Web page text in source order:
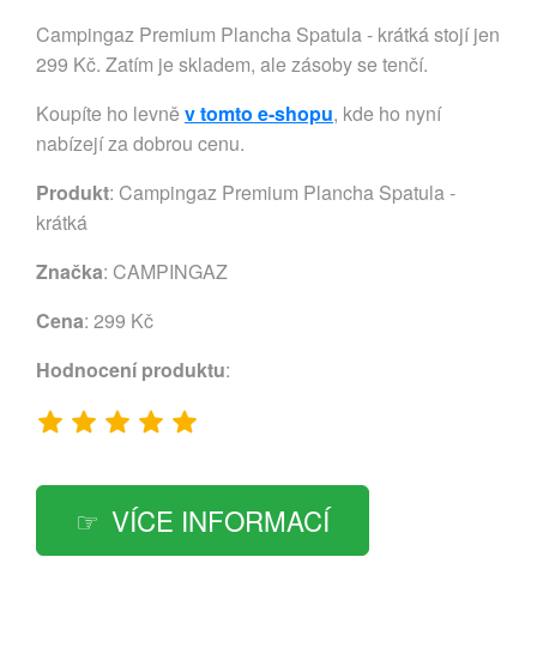
Campingaz Premium Plancha Spatula - krátká stojí jen
299 Kč. Zatím je skladem, ale zásoby se tenčí.
Koupíte ho levně v tomto e-shopu, kde ho nyní
nabízejí za dobrou cenu.
Produkt: Campingaz Premium Plancha Spatula -
krátká
Značka: CAMPINGAZ
Cena: 299 Kč
Hodnocení produktu:
VÍCE INFORMACÍ